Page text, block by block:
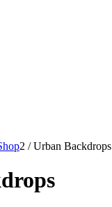
2 / Urban Backdrops